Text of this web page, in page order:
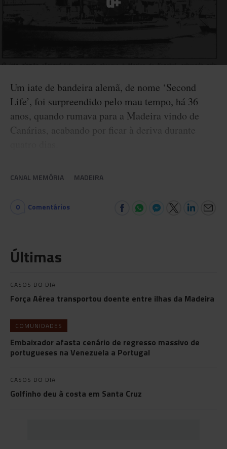
Um iate de bandeira alemã, de nome ‘Second
Life’, foi surpreendido pelo mau tempo, há 36
anos, quando rumava para a Madeira vindo de
Canárias, acabando por ficar à deriva durante
CANAL MEMÓRIA MADEIRA
0 Comentários
Últimas
CASOS DO DIA
Força Aérea transportou doente entre ilhas da Madeira
COMUNIDADES
Embaixador afasta cenário de regresso massivo de
portugueses na Venezuela a Portugal
CASOS DO DIA
Golfinho deu à costa em Santa Cruz